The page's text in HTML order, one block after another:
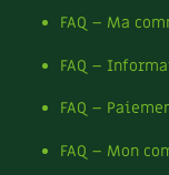
FAQ – Ma
FAQ –
FAQ –
FAQ – Mon